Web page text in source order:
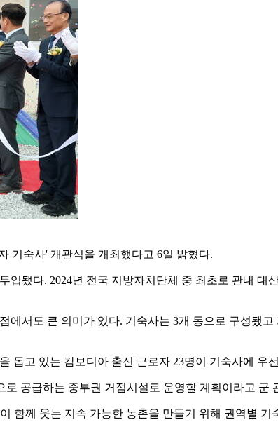
기숙사' 개관식을 개최했다고 6일 밝혔다.
됐다. 2024년 전국 지방자치단체 중 최초로 관내 대
서도 큰 의미가 있다. 기숙사는 3개 동으로 구성됐
돕고 있는 캄보디아 출신 근로자 23명이 기숙사에 우
공급하는 중부권 거점시설로 운영할 계획이라고 군
함께 웃는 지속 가능한 농촌을 만들기 위해 권역별